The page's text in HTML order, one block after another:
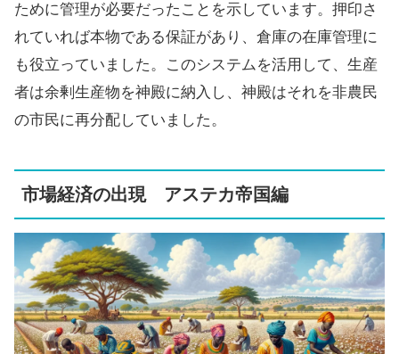
ために管理が必要だったことを示しています。押印さ
れていれば本物である保証があり、倉庫の在庫管理に
も役立っていました。このシステムを活用して、生産
者は余剰生産物を神殿に納入し、神殿はそれを非農民
の市民に再分配していました。
市場経済の出現 アステカ帝国編